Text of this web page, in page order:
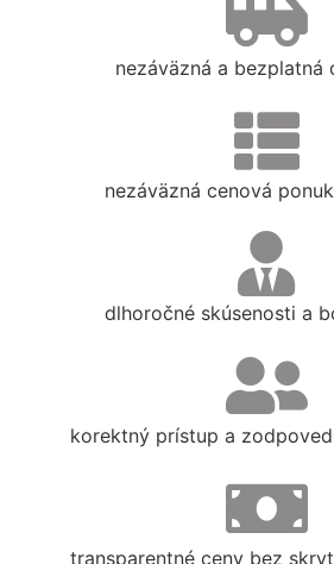
nezáväzná a bezplatná
nezáväzná cenová
dlhoročné skúsenosti a
korektný prístup a
transparentné ceny bez